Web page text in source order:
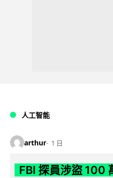
人工智能
arthur 1 日
FBI 探員涉盜